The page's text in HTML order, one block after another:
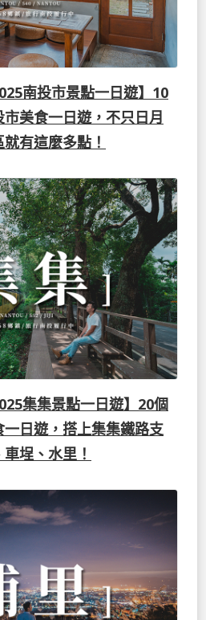
南投市景點一日遊】10
美食一日遊，不只日月
有這麼多點！
集集景點一日遊】20個
日遊，搭上集集鐵路支
埕、水里！